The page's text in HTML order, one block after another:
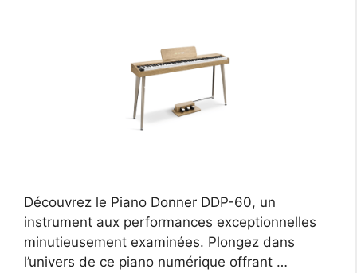
Découvrez le Piano Donner DDP-60, un
instrument aux performances exceptionnelles
minutieusement examinées. Plongez dans
l’univers de ce piano numérique offrant …